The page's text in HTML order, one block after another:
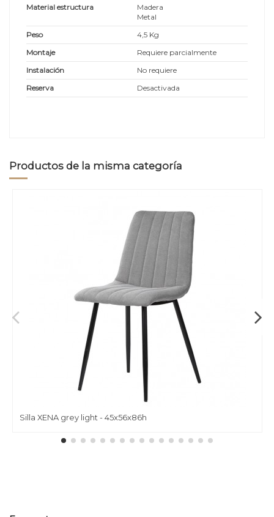
Material estructura
Madera
Metal
Peso
4,5 Kg
Montaje
Requiere parcialmente
Instalación
No requiere
Reserva
Desactivada
Productos de la misma categoría
Silla XENA grey light - 45x56x86h